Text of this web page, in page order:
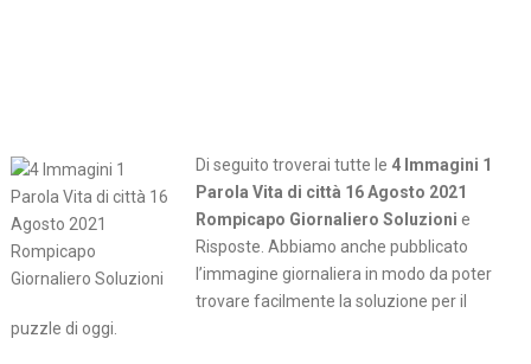
Di seguito troverai tutte le 4 Immagini 1
Parola Vita di città 16 Agosto 2021
Rompicapo Giornaliero Soluzioni e
Risposte. Abbiamo anche pubblicato
l’immagine giornaliera in modo da poter
trovare facilmente la soluzione per il
puzzle di oggi.